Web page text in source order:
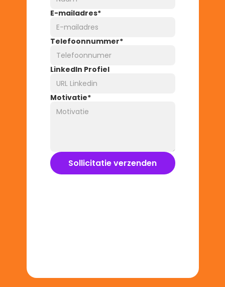
E-mailadres*
Telefoonnummer*
LinkedIn Profiel
Motivatie*
Sollicitatie verzenden